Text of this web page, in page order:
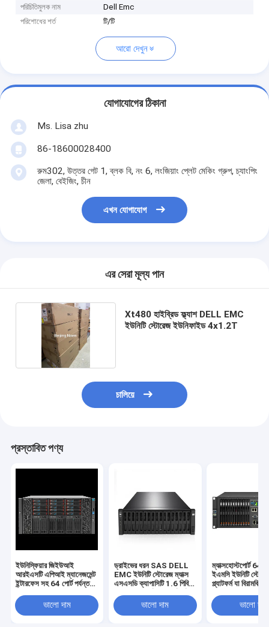
পরিচিতিমুলক নাম
Dell Emc
পরিশোধের শর্ত
টি/টি
আরো দেখুন
যোগাযোগের ঠিকানা
Ms. Lisa zhu
86-18600028400
রুম302, উত্তর গেট 1, ব্লক বি, নং 6, লংজিয়াং প্লেট মেকিং গ্রুপ, চ্যাংপিং
জেলা, বেইজিং, চীন
এখন যোগাযোগ
এর সেরা মূল্য পান
Xt480 হাইব্রিড ফ্ল্যাশ DELL EMC
ইউনিটি স্টোরেজ ইউনিফাইড 4x1.2T
চালিয়ে
প্রস্তাবিত পণ্য
ইউনিস্ফিয়ার জিইউআই
আরইএসটি এপিআই ম্যানেজমেন্ট
ইন্টারফেস সহ 64 পোর্ট পর্যন্ত
স্টোরেজ সিস্টেম ডেটা
ম্যানেজমেন্ট সরবরাহ করে
ভালো দাম
ড্রাইভের ধরন SAS DELL
EMC ইউনিটি স্টোরেজ ম্যাক্স
এসএসডি ক্যাপাসিটি 1.6 পিবি
স্কেলযোগ্য স্টোরেজ অবকাঠামো
ভালো দাম
ম্যাক্সহোস্টপোর্ট 64
ইএমসি ইউনিটি
প্ল্যাটফর্ম যা
জন্য ব্যর্থতার প্রস্তাব
ভালো দাম